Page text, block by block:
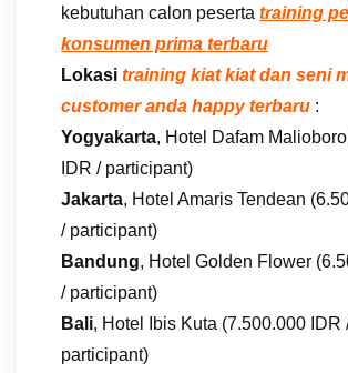
kebutuhan calon peserta training
konsumen prima terbaru
Lokasi training kiat kiat dan seni
customer anda happy terbaru :
Yogyakarta, Hotel Dafam
IDR / participant)
Jakarta, Hotel Amaris Tendean
/ participant)
Bandung, Hotel Golden Flower
/ participant)
Bali, Hotel Ibis Kuta (7.500.000 IDR
participant)